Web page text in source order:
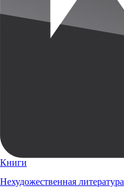
Книги
Нехудожественная литература